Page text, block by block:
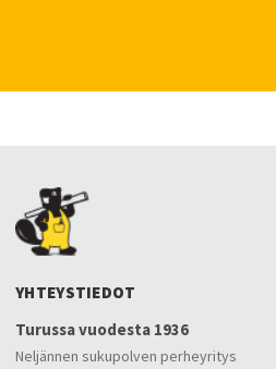
YHTEYSTIEDOT
Turussa vuodesta 1936
Neljännen sukupolven perheyritys